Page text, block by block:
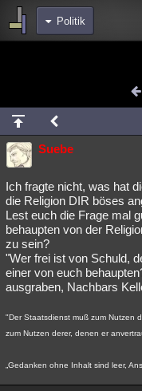
Politik
Chat Wiki
meine Rubriken
Menschen
Spiritualität
Natur Umfragen
weitere Rubriken
Philosophie Träume
Astronomie Helpdesk
Suebe
Ich fragte nicht, was hat
die Religion DIR böses
Lest euch die Frage mal
behaupten von der
zu sein?
"Wer frei ist von Schuld,
einer von euch
ausgraben, Nachbars
"Der Staatsdienst muß zum Nutzen
zum Nutzen derer, denen er
„Gedanken ohne Inhalt sind leer,